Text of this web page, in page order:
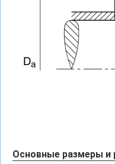
Основные размеры и